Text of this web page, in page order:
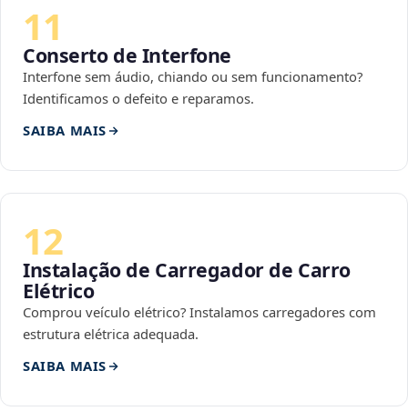
11
Conserto de Interfone
Interfone sem áudio, chiando ou sem funcionamento?
Identificamos o defeito e reparamos.
SAIBA MAIS
12
Instalação de Carregador de Carro
Elétrico
Comprou veículo elétrico? Instalamos carregadores com
estrutura elétrica adequada.
SAIBA MAIS